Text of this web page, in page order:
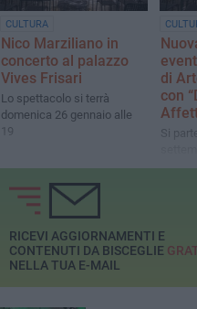
CULTURA
Nico Marziliano in
concerto al palazzo
Vives Frisari
Lo spettacolo si terrà
domenica 26 gennaio alle
19
di
con
Si
a
RICEVI AGGIORNAMENTI E
CONTENUTI DA BISCEGLIE
NELLA TUA E-MAIL